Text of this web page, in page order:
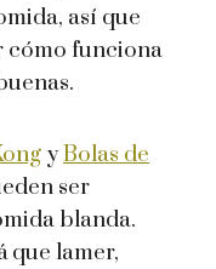
así que
cómo funciona
yBolas de
ser
blanda.
que lamer,